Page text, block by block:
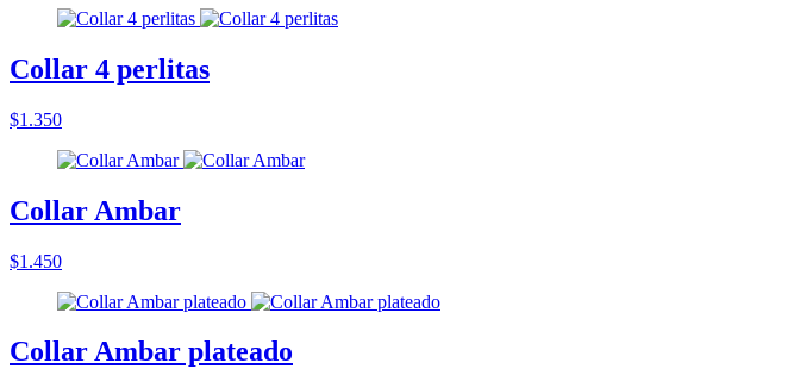
Collar 4 perlitas
$1.350
Collar Ambar
$1.450
Collar Ambar plateado